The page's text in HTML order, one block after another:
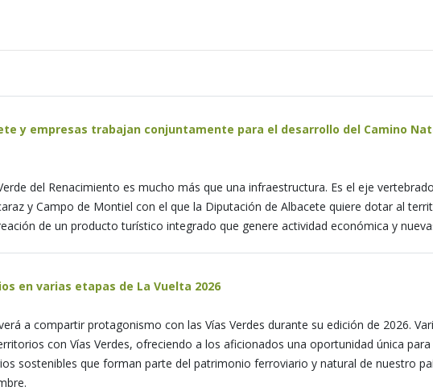
y empresas trabajan conjuntamente para el desarrollo del Camino
del Renacimiento es mucho más que una infraestructura. Es el eje
y Campo de Montiel con el que la Diputación de Albacete quiere dotar al
de un producto turístico integrado que genere actividad económica y
en varias etapas de La Vuelta 2026
a compartir protagonismo con las Vías Verdes durante su edición de 2026.
con Vías Verdes, ofreciendo a los aficionados una oportunidad única
sostenibles que forman parte del patrimonio ferroviario y natural de nuestro